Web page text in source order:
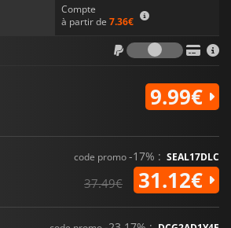
Compte
à partir de 7.36€
Frais
9.99€
code promo-17% : SEAL17DLC
37.49€ 31.12€